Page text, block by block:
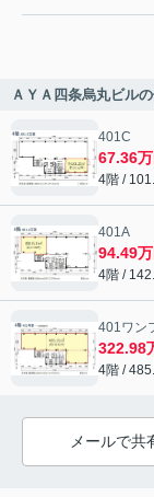
ＡＹＡ四条烏丸ビル
401C
67.36
4階 /
401A
94.49
4階 /
401ワン
322.98
4階 /
メールで共